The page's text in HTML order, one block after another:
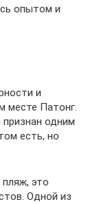
опытом и
и
месте Патонг.
одним
есть, но
это
Одной из